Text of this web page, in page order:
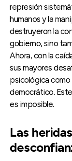
represión
humanos y la
destruyeron la
gobierno, sino
Ahora, con la
sus mayores
psicológica como
democrático.
es imposible.
Las